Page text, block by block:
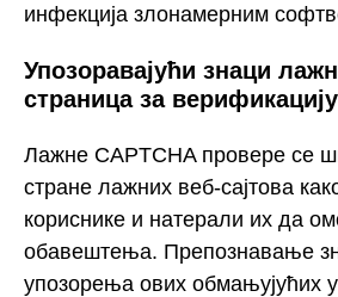
инфекција злонамерним
Упозоравајући знаци
страница за верификацију
Лажне CAPTCHA провере се
стране лажних веб-сајтова
кориснике и натерали их да
обавештења. Препознавање
упозорења ових обмањујућих